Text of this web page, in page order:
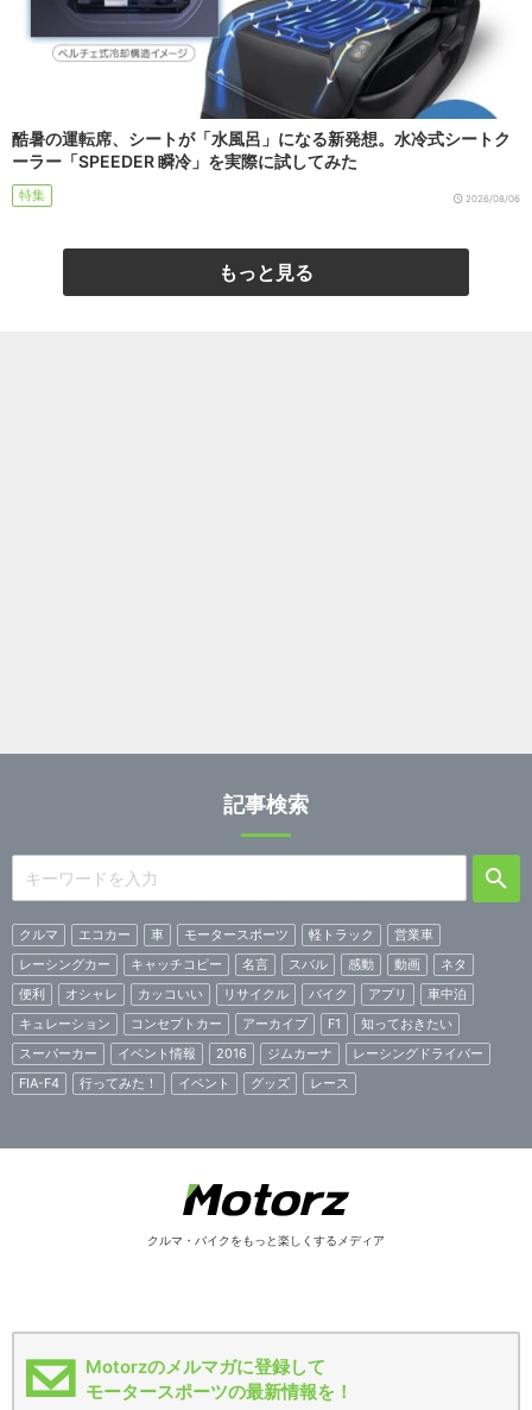
酷暑の運転席、シートが「水風呂」になる新発想。水冷式シートク
ーラー「SPEEDER 瞬冷」を実際に試してみた
特集 2026/08/06
もっと見る
記事検索
クルマ エコカー 車 モータースポーツ 軽トラック
営業車
レーシングカー
キャッチコピー 名言 スバル 感動 動画
ネタ
便利
オシャレ カッコいい リサイクル バイク アプリ
車中泊
キュレーション
コンセプトカー アーカイブ F1
知っておきたい
スーパーカー
イベント情報 2016 ジムカーナ
レーシングドライバー
FIA-F4
行ってみた！ イベント グッズ レース
クルマ・バイクをもっと楽しくするメディア
Motorzのメルマガに登録して
モータースポーツの最新情報を！